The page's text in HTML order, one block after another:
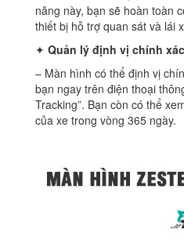
năng này, bạn sẽ hoàn toàn
thiết bị hỗ trợ quan sát và lái
✦ Quản lý định vị chính
– Màn hình có thể định vị
bạn ngay trên điện thoại
Tracking”. Bạn còn có thể
của xe trong vòng 365 ngày.